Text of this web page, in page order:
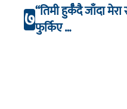
७“तिमी हुर्कँदै जाँदा
फुर्किए …